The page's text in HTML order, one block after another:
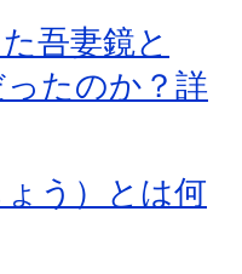
吾妻鏡と
たのか？詳
う）とは何